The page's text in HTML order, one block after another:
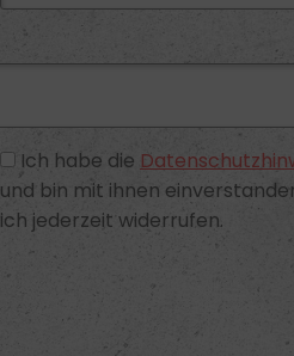
Ich habe die
und bin mit ihnen
ich jederzeit widerrufen.